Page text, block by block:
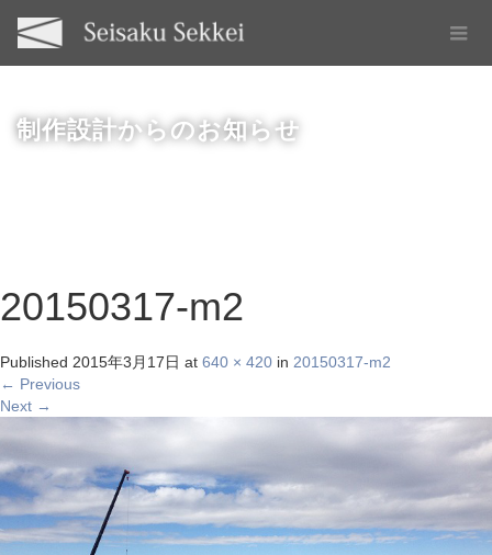
制作設計からのお知らせ
20150317-m2
Published 2015年3月17日 at 640 × 420 in 20150317-m2
← Previous
Next →